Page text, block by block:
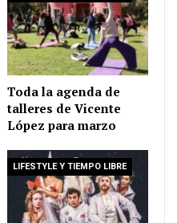
Toda la agenda de
talleres de Vicente
López para marzo
LIFESTYLE Y TIEMPO LIBRE